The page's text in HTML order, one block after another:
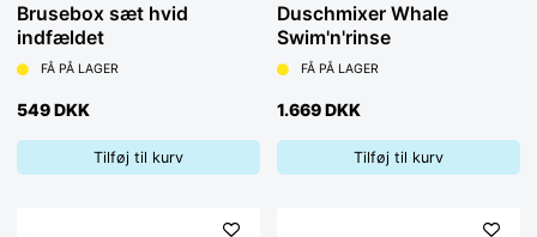
Brusebox sæt hvid
indfældet
FÅ PÅ LAGER
549 DKK
Tilføj til kurv
Duschmixer Whale
Swim'n'rinse
FÅ PÅ LAGER
1.669 DKK
Tilføj til kurv